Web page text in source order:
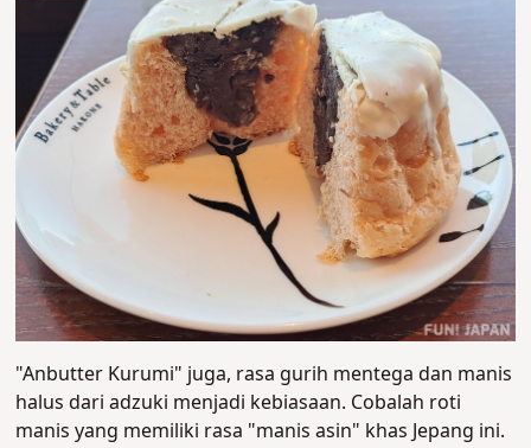
"Anbutter Kurumi" juga, rasa gurih mentega dan manis
halus dari adzuki menjadi kebiasaan. Cobalah roti
manis yang memiliki rasa "manis asin" khas Jepang ini.